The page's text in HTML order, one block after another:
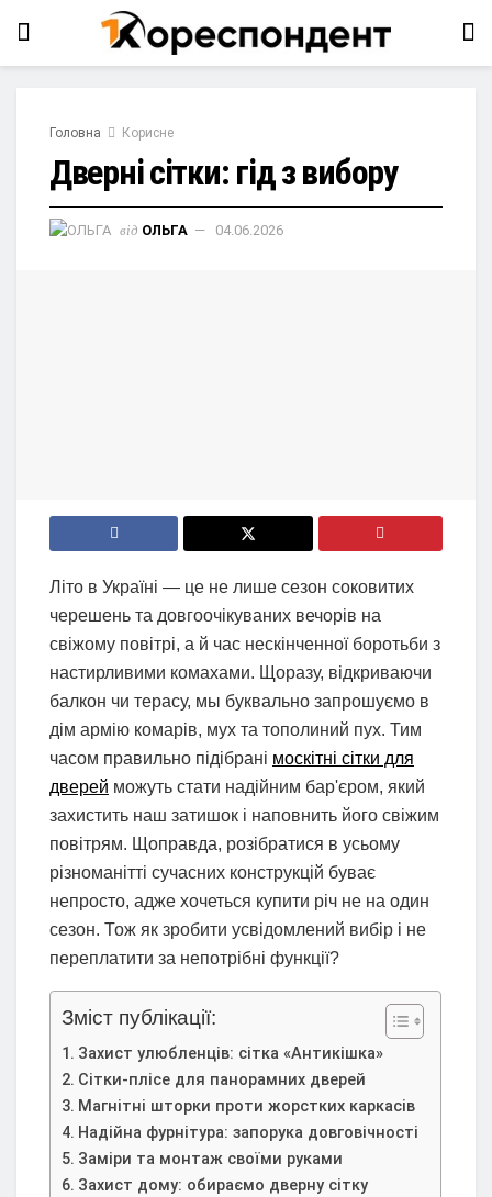
Головна Корисне
Дверні сітки: гід з вибору
від ОЛЬГА 04.06.2026
Літо в Україні — це не лише сезон соковитих
черешень та довгоочікуваних вечорів на
свіжому повітрі, а й час нескінченної боротьби з
настирливими комахами. Щоразу, відкриваючи
балкон чи терасу, мы буквально запрошуємо в
дім армію комарів, мух та тополиний пух. Тим
часом правильно підібрані москітні сітки для
дверей можуть стати надійним бар'єром, який
захистить наш затишок і наповнить його свіжим
повітрям. Щоправда, розібратися в усьому
різноманітті сучасних конструкцій буває
непросто, адже хочеться купити річ не на один
сезон. Тож як зробити усвідомлений вибір і не
переплатити за непотрібні функції?
Зміст публікації:
Захист улюбленців: сітка «Антикішка»
Сітки-плісе для панорамних дверей
Магнітні шторки проти жорстких каркасів
Надійна фурнітура: запорука довговічності
Заміри та монтаж своїми руками
Захист дому: обираємо дверну сітку